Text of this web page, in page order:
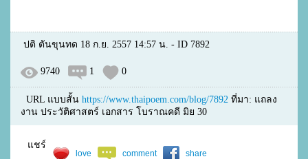
ปติ ตันขุนทด 18 ก.ย. 2557 14:57 น. - ID 7892
9740 1 0
URL แบบสั้น https://www.thaipoem.com/blog/7892 ที่มา: แถลง
งาน ประวัติศาสตร์ เอกสาร โบราณคดี มิย 30
แชร์
love comment share